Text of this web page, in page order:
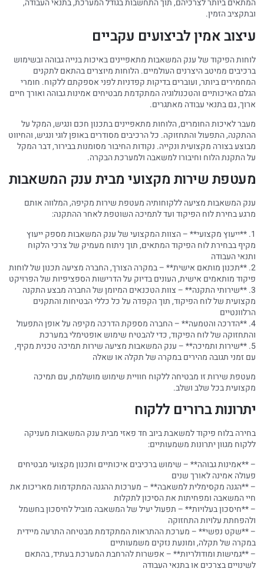
המתאים ביותר לצרכיהם, תוך התחשבות בגודל המערכת, בתנאי העבודה,
ובתקציב הזמין.
עיצוב אמין לביצועים עקביים
לוחות הפיקוד של ענק המשאבות מתאפיינים באיכות בנייה גבוהה ובשימוש
ברכיבים ממיטב היצרנים העולמיים. הלוחות מיוצרים בהתאם לתקנים
המחמירים ביותר, ועוברים בדיקות קפדניות לפני אספקתם ללקוח. חומרי
הגלם האיכותיים והטכנולוגיה המתקדמת מבטיחים אמינות גבוהה ואורך חיים
ארוך, גם בתנאי עבודה מאתגרים.
מעבר לאיכות החומרים, הלוחות מתאפיינים בתכנון חכם ונגיש, המקל על
ההתקנה, התפעול והתחזוקה. כל הרכיבים מסודרים באופן לוגי ונגיש, והחיווט
מבוצע בצורה מקצועית ונקייה. נקודות החיבור מסומנות בבירור, דבר המקל
על התקנת הלוח וחיבורו למשאבה ולמערכת הבקרה.
מעטפת שירות מקצועי מבית ענק המשאבות
ענק המשאבות מציעה ללקוחותיה מעטפת שירות מקיפה, המלווה אותם
מרגע בחירת לוח הפיקוד ועד לתמיכה השוטפת לאחר ההתקנה:
1. **ייעוץ מקצועי** – הצוות המקצועי של ענק המשאבות מספק ייעוץ
מקיף בבחירת לוח הפיקוד המתאים, תוך ניתוח מעמיק של צרכי הלקוח
ותנאי העבודה
2. **תכנון מותאם אישית** – במקרה הצורך, החברה מציעה תכנון של לוחות
פיקוד מותאמים אישית, העונים בדיוק על הדרישות הספציפיות של הפרויקט
3. **שירותי התקנה** – צוות הטכנאים המיומן של החברה מבצע התקנה
מקצועית של לוח הפיקוד, תוך הקפדה על כל כללי הבטיחות והתקנים
הרלוונטיים
4. **הדרכה והטמעה** – החברה מספקת הדרכה מקיפה על אופן התפעול
והתחזוקה של לוח הפיקוד, כדי להבטיח שימוש אופטימלי במערכת
5. **שירות ותמיכה** – ענק המשאבות מציעה שירות תמיכה טכנית מקיף,
עם זמני תגובה מהירים במקרה של תקלה או שאלה
מעטפת שירות זו מבטיחה ללקוח חוויית שימוש מושלמת, עם תמיכה
מקצועית בכל שלב ושלב.
יתרונות ברורים ללקוח
בחירה בלוח פיקוד למשאבת ביוב חד פאזי מבית ענק המשאבות מעניקה
ללקוח מגוון יתרונות משמעותיים:
– **אמינות גבוהה** – שימוש ברכיבים איכותיים ותכנון מקצועי מבטיחים
פעולה אמינה לאורך שנים
– **הגנה מקסימלית למשאבה** – מערכות ההגנה המתקדמות מאריכות את
חיי המשאבה ומפחיתות את הסיכון לתקלות
– **חיסכון בעלויות** – תפעול יעיל של המשאבה מוביל לחיסכון בחשמל
ולהפחתת עלויות התחזוקה
– **שקט נפשי** – מערכת ההתראות המתקדמת מבטיחה התרעה מיידית
במקרה של תקלה, ומונעת נזקים משמעותיים
– **גמישות ומודולריות** – אפשרות להרחבת המערכת בעתיד, בהתאם
לשינויים בצרכים או בתנאי העבודה